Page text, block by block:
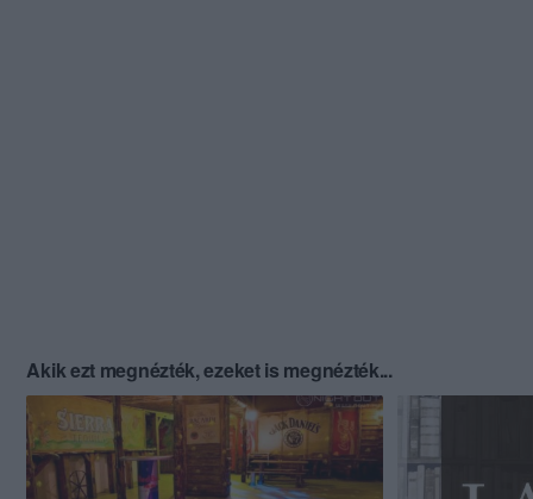
Akik ezt megnézték, ezeket is megnézték...